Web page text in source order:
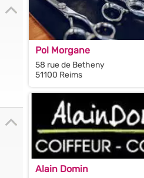
Pol Morgane
58 rue de Betheny
51100 Reims
Alain Domin